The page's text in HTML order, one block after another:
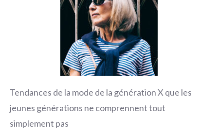
Tendances de la mode de la génération X que les
jeunes générations ne comprennent tout
simplement pas